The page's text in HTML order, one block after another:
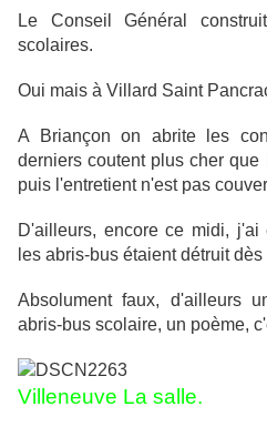
Le Conseil Général
scolaires.
Oui mais à Villard Saint
A Briançon on abrite les
derniers coutent plus cher
puis l'entretient n'est pas
D'ailleurs, encore ce midi,
les abris-bus étaient détruit
Absolument faux, d'ailleurs
abris-bus scolaire, un poème,
Villeneuve La salle.